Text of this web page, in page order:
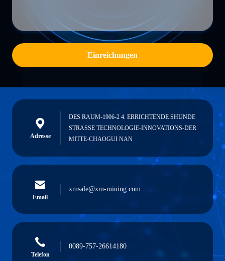
Einreichungen
Adresse
DES RAUM-1906-2 4. ERRICHTENDE SHUNDE
STRASSE TECHNOLOGIE-INNOVATIONS-DER
MITTE-CHAOGUI NAN
Email
xmsale@xm-mining.com
Telefon
0089-757-26614180